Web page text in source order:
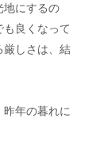
地にするの
良くなって
厳しさは、結
年の暮れに